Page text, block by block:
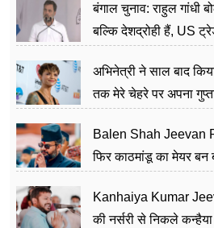
बंगाल चुनाव: राहुल गांधी
बल्कि देशद्रोही हैं, US
अभिनेत्री ने साल बाद
तक मेरे चेहरे पर अपना
Balen Shah Jeevan
फिर काठमांडू का मेयर बन
Kanhaiya Kumar
की नर्सरी से निकले